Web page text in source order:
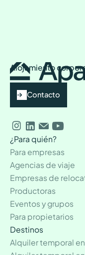
Alojamiento
Contacto
¿Para quién?
Para empresas
Agencias de viaje
Empresas de
Productoras
Eventos y grupos
Para propietarios
Destinos
Alquiler temporal